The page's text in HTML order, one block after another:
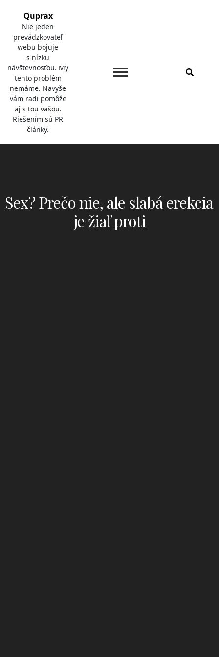
content
Quprax
Nie jeden
prevádzkovateľ
webu bojuje
s nízku
návštevnosťou. My
tento problém
nemáme. Navyše
vám radi pomôže
aj s tou vašou.
Riešením sú PR
články.
Sex? Prečo nie, ale slabá erekcia
je žiaľ proti